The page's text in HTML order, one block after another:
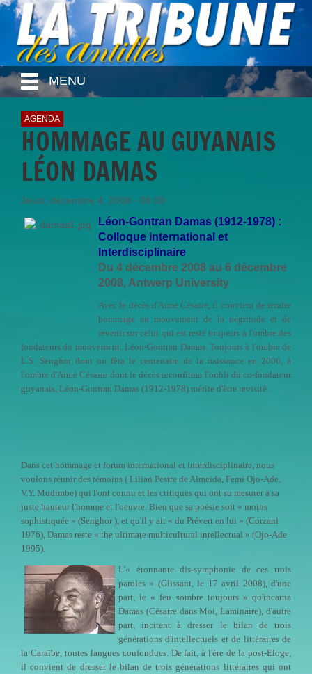
MENU
AGENDA
HOMMAGE AU GUYANAIS
LÉON DAMAS
Jeudi, décembre 4, 2008 - 06:00
Léon-Gontran Damas (1912-1978) :
Colloque international et
Interdisciplinaire
Du 4 décembre 2008 au 6 décembre
2008, Antwerp University
Avec le décès d'Aimé Césaire, il convient de rendre
hommage au mouvement de la négritude et de
revenir sur celui qui est resté toujours à l'ombre des
fondateurs du mouvement: Léon-Gontran Damas. Toujours à l'ombre de
L.S. Senghor dont on fêta le centenaire de la naissance en 2006, à
l'ombre d'Aimé Césaire dont le décès reconfirma l'oubli du co-fondateur
guyanais, Léon-Gontran Damas (1912-1978) mérite d'être revisité.
Dans cet hommage et forum international et interdisciplinaire, nous
voulons réunir des témoins ( Lilian Pestre de Almeida, Femi Ojo-Ade,
V.Y. Mudimbe) qui l'ont connu et les critiques qui ont su mesurer à sa
juste hauteur l'homme et l'oeuvre. Bien que sa poésie soit « moins
sophistiquée » (Senghor ), et qu'il y ait « du Prévert en lui » (Corzani
1976), Damas reste « the ultimate multicultural intellectual » (Ojo-Ade
1995).
L'« étonnante dis-symphonie de ces trois
paroles » (Glissant, le 17 avril 2008), d'une
part, le « feu sombre toujours » qu'incarna
Damas (Césaire dans Moi, Laminaire), d'autre
part, incitent à dresser le bilan de trois
générations d'intellectuels et de littéraires de
la Caraïbe, toutes langues confondues. De fait, à l'ère de la post-Eloge,
il convient de dresser le bilan de trois générations littéraires qui ont